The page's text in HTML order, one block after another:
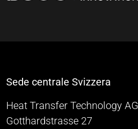
Sede centrale Svizzera
Heat Transfer Technology AG
Gotthardstrasse 27